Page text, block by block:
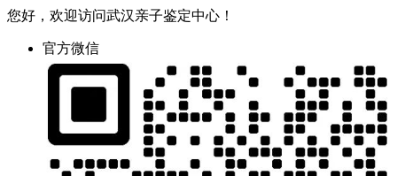
您好，欢迎访问武汉亲子鉴定中心！
官方微信